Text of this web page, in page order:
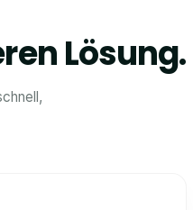
Lösung.